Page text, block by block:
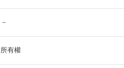
－
所有權